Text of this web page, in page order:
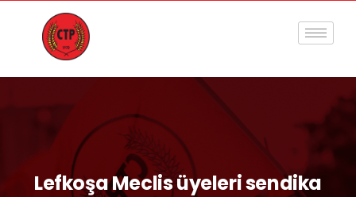
Lefkoşa Meclis üyeleri sendika